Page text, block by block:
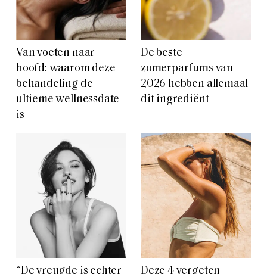
Van voeten naar
hoofd: waarom deze
behandeling de
ultieme wellnessdate
is
De beste
zomerparfums van
2026 hebben allemaal
dit ingrediënt
“De vreugde is echter
Deze 4 vergeten